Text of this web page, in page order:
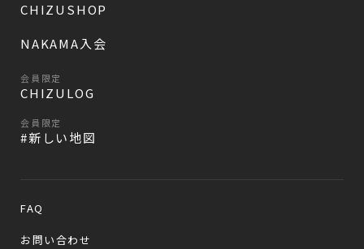
CHIZUSHOP
NAKAMA入会
会員限定
CHIZULOG
会員限定
#新しい地図
FAQ
お問い合わせ